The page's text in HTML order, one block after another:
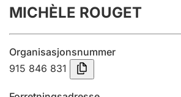
Årsrekneskap
Innsending og forseinkingsgebyr
Tinglysing
MICHÈLE ROUGET
Organisasjonsnummer
915 846 831